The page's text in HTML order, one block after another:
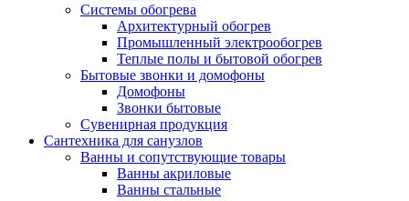
Системы обогрева
Архитектурный обогрев
Промышленный электрообогрев
Теплые полы и бытовой обогрев
Бытовые звонки и домофоны
Домофоны
Звонки бытовые
Сувенирная продукция
Сантехника для санузлов
Ванны и сопутствующие товары
Ванны акриловые
Ванны стальные